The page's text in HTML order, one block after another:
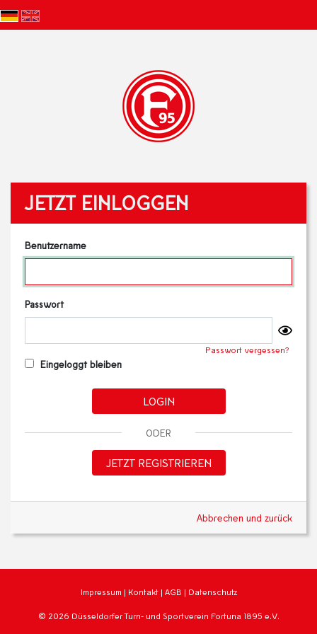
JETZT EINLOGGEN
Benutzername
Passwort
Passwort vergessen?
Eingeloggt bleiben
LOGIN
ODER
JETZT REGISTRIEREN
Abbrechen und zurück
Impressum | Kontakt | AGB | Datenschutz
© 2026 Düsseldorfer Turn- und Sportverein Fortuna 1895 e.V.